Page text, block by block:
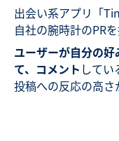
出会い系アプリ「
自社の腕時計のPR
ユーザーが自分の
て、コメント してい
投稿への反応の高さ